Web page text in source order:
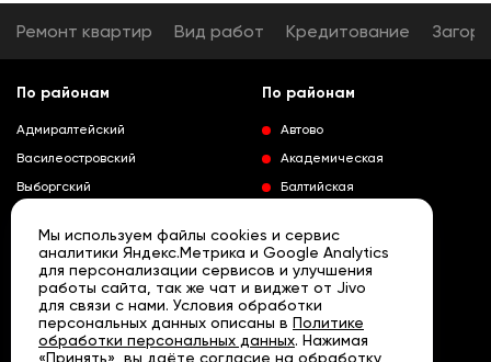
Ремонт квартир Вид работ Кредитование
По районам
Адмиралтейский
Василеостровский
Выборгский
Колпинский
Красногвардейский
Краносельский
Кронштадтский
Курортный
Развернуть
По районам
Автово
Академическая
Балтийская
Выборгская
Гражданский проспект
Девяткино
Кировский завод
Ленинский проспект
Мы используем файлы cookies и сервис
аналитики Яндекс.Метрика и Google Analytics
для персонализации сервисов и улучшения
работы сайта, так же чат и виджет от Jivo
для связи с нами. Условия обработки
персональных данных описаны в Политике
обработки персональных данных. Нажимая
«Принять», вы даёте согласие на обработку